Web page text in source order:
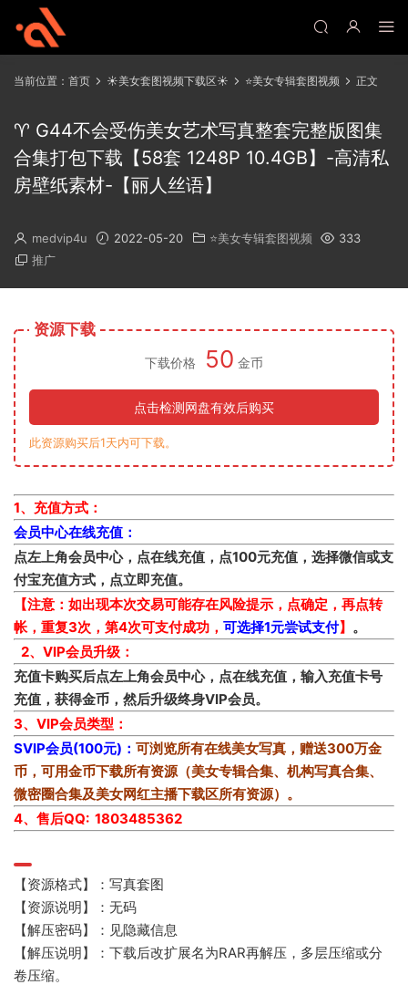
当前位置： 首页 ☀️美女套图视频下载区☀️ ⭐美女专辑套图视频 正文
♈ G44不会受伤美女艺术写真整套完整版图集
合集打包下载【58套 1248P 10.4GB】-高清私
房壁纸素材-【丽人丝语】
medvip4u 2022-05-20 ⭐美女专辑套图视频
333
推广
资源下载
下载价格 50 金币
点击检测网盘有效后购买
此资源购买后1天内可下载。
1、充值方式：
会员中心在线充值：
点左上角会员中心，点在线充值，点100元充值，选择微信或支
付宝充值方式，点立即充值。
【注意：如出现本次交易可能存在风险提示，点确定，再点转
帐，重复3次，第4次可支付成功， 可选择1元尝试支付】 。
2、VIP会员升级：
充值卡购买后点左上角会员中心，点在线充值，输入充值卡号
充值，获得金币，然后升级终身VIP会员。
3、VIP会员类型：
SVIP会员(100元)： 可浏览所有在线美女写真，赠送300万金
币，可用金币下载所有资源（美女专辑合集、机构写真合集、
微密圈合集及美女网红主播下载区所有资源）。
4、售后QQ: 1803485362
【资源格式】：写真套图
【资源说明】：无码
【解压密码】：见隐藏信息
【解压说明】：下载后改扩展名为RAR再解压，多层压缩或分
卷压缩。